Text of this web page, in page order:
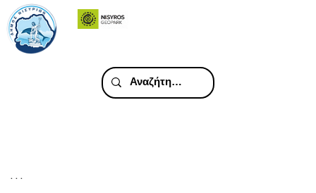
. . .